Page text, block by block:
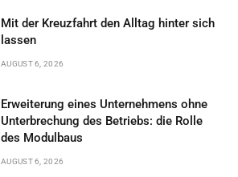
Mit der Kreuzfahrt den Alltag hinter sich
lassen
AUGUST 6, 2026
Erweiterung eines Unternehmens ohne
Unterbrechung des Betriebs: die Rolle
des Modulbaus
AUGUST 6, 2026